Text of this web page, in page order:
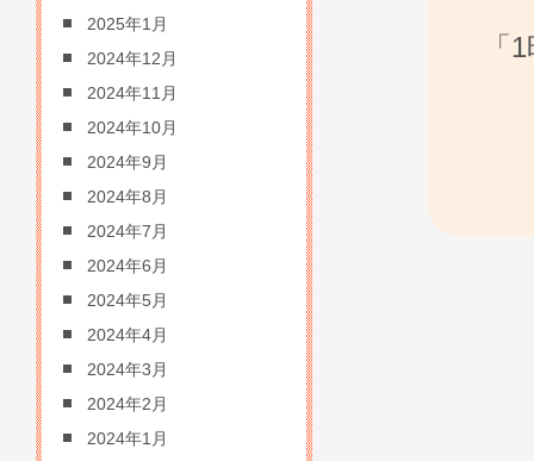
「
2025年1月
2024年12月
2024年11月
2024年10月
2024年9月
2024年8月
2024年7月
2024年6月
2024年5月
2024年4月
2024年3月
2024年2月
2024年1月